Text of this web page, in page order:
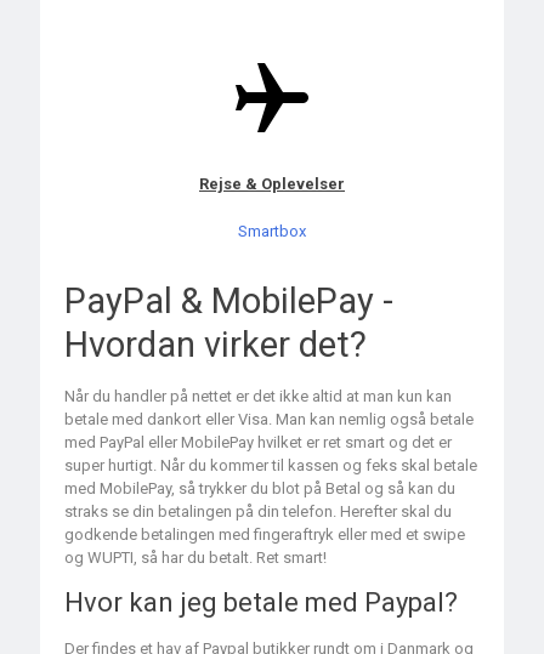
Rejse & Oplevelser
Smartbox
PayPal & MobilePay -
Hvordan virker det?
Når du handler på nettet er det ikke altid at man kun kan
betale med dankort eller Visa. Man kan nemlig også betale
med PayPal eller MobilePay hvilket er ret smart og det er
super hurtigt. Når du kommer til kassen og feks skal betale
med MobilePay, så trykker du blot på Betal og så kan du
straks se din betalingen på din telefon. Herefter skal du
godkende betalingen med fingeraftryk eller med et swipe
og WUPTI, så har du betalt. Ret smart!
Hvor kan jeg betale med Paypal?
Der findes et hav af Paypal butikker rundt om i Danmark og